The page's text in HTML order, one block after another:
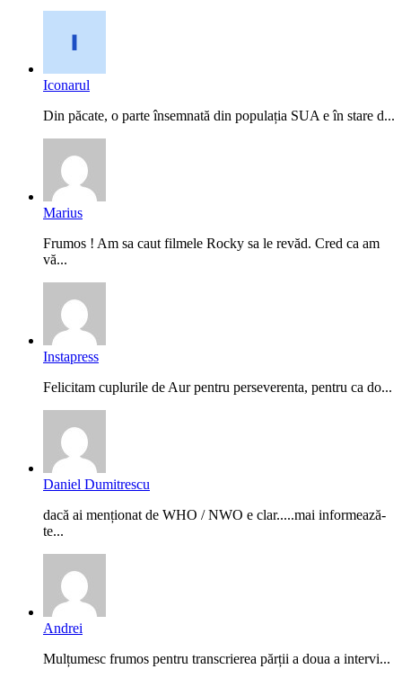
Iconarul
Din păcate, o parte însemnată din populația SUA e în stare d...
Marius
Frumos ! Am sa caut filmele Rocky sa le revăd. Cred ca am
vă...
Instapress
Felicitam cuplurile de Aur pentru perseverenta, pentru ca do...
Daniel Dumitrescu
dacă ai menționat de WHO / NWO e clar.....mai informează-
te...
Andrei
Mulțumesc frumos pentru transcrierea părții a doua a intervi...